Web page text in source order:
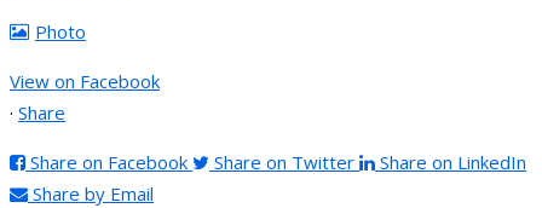
Photo
View on Facebook
· Share
Share on Facebook Share on Twitter
Share on LinkedIn
Share by Email